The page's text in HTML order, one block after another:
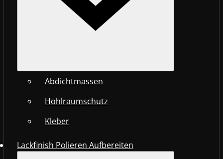
Abdichtmassen
Hohlraumschutz
Kleber
Lackfinish Polieren Aufbereiten